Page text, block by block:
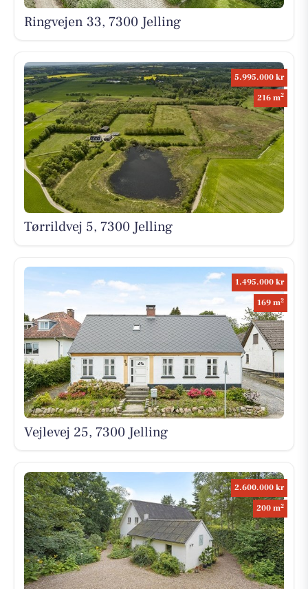
Ringvejen 33, 7300 Jelling
5.995.000 kr
216 m2
Tørrildvej 5, 7300 Jelling
1.495.000 kr
169 m2
Vejlevej 25, 7300 Jelling
2.600.000 kr
200 m2